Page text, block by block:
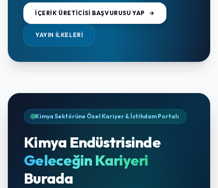
İÇERIK ÜRETICISI BAŞVURUSU YAP →
YAYIN İLKELERI
Kimya Sektörüne Özel Kariyer & İstihdam Portalı
Kimya Endüstrisinde
Geleceğin Kariyeri
Burada